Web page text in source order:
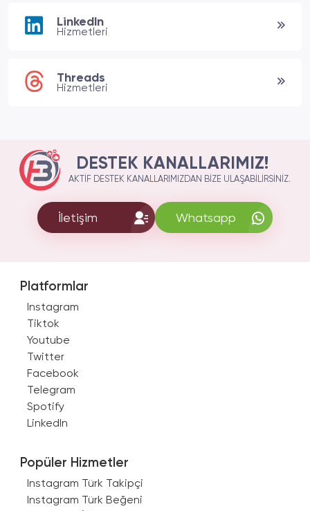
LinkedIn
Hizmetleri
Threads
Hizmetleri
DESTEK KANALLARIMIZ!
AKTIF DESTEK KANALLARIMIZDAN BIZE ULAŞABILIRSINIZ.
İletişim Whatsapp
Platformlar
Instagram
Tiktok
Youtube
Twitter
Facebook
Telegram
Spotify
LinkedIn
Popüler Hizmetler
Instagram Türk Takipçi
Instagram Türk Beğeni